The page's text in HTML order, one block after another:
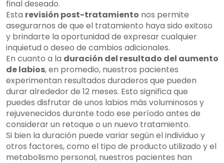
final deseado.
Esta revisión post-tratamiento nos permite
asegurarnos de que el tratamiento haya sido exitoso
y brindarte la oportunidad de expresar cualquier
inquietud o deseo de cambios adicionales.
En cuanto a la duración del resultado del aumento
de labios, en promedio, nuestros pacientes
experimentan resultados duraderos que pueden
durar alrededor de 12 meses. Esto significa que
puedes disfrutar de unos labios más voluminosos y
rejuvenecidos durante todo ese período antes de
considerar un retoque o un nuevo tratamiento.
Si bien la duración puede variar según el individuo y
otros factores, como el tipo de producto utilizado y el
metabolismo personal, nuestros pacientes han